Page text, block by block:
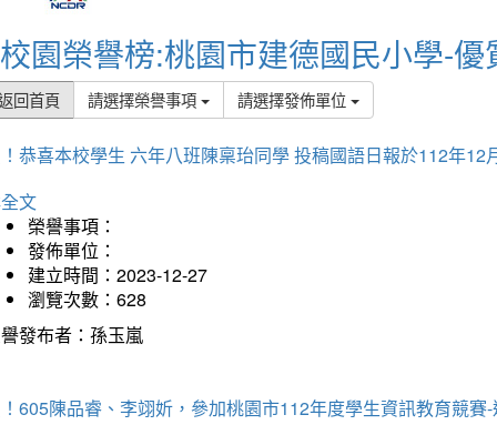
校園榮譽榜:桃園市建德國民小學-優
回首頁 請選擇榮譽事項 請選擇發佈單位
恭喜本校學生 六年八班陳稟珆同學 投稿國語日報於112年12
文
榮譽事項：
發佈單位：
建立時間：2023-12-27
瀏覽次數：628
發布者：孫玉嵐
605陳品睿、李翊妡，參加桃園市112年度學生資訊教育競賽